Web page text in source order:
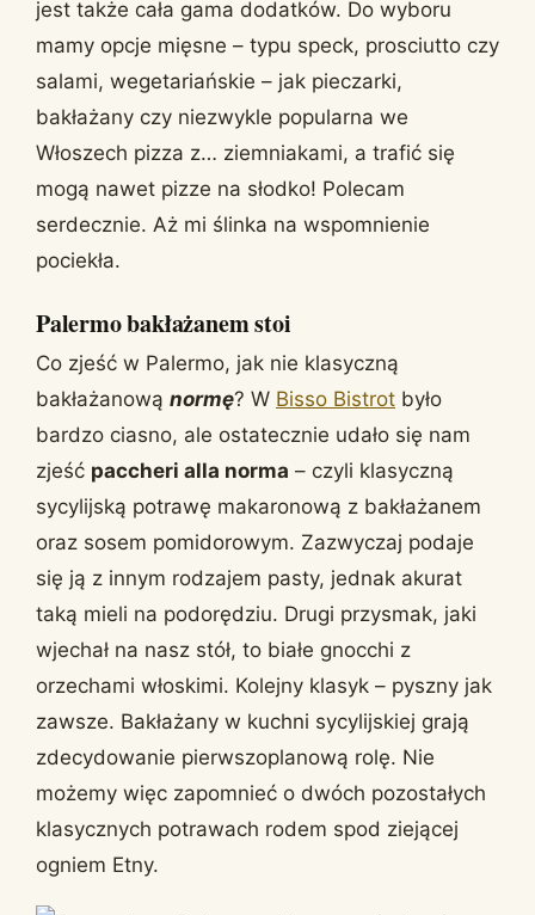
jest także cała gama dodatków. Do wyboru
mamy opcje mięsne – typu speck, prosciutto czy
salami, wegetariańskie – jak pieczarki,
bakłażany czy niezwykle popularna we
Włoszech pizza z… ziemniakami, a trafić się
mogą nawet pizze na słodko! Polecam
serdecznie. Aż mi ślinka na wspomnienie
pociekła.
Palermo bakłażanem stoi
Co zjeść w Palermo, jak nie klasyczną
bakłażanową normę? W Bisso Bistrot było
bardzo ciasno, ale ostatecznie udało się nam
zjeść paccheri alla norma – czyli klasyczną
sycylijską potrawę makaronową z bakłażanem
oraz sosem pomidorowym. Zazwyczaj podaje
się ją z innym rodzajem pasty, jednak akurat
taką mieli na podorędziu. Drugi przysmak, jaki
wjechał na nasz stół, to białe gnocchi z
orzechami włoskimi. Kolejny klasyk – pyszny jak
zawsze. Bakłażany w kuchni sycylijskiej grają
zdecydowanie pierwszoplanową rolę. Nie
możemy więc zapomnieć o dwóch pozostałych
klasycznych potrawach rodem spod ziejącej
ogniem Etny.